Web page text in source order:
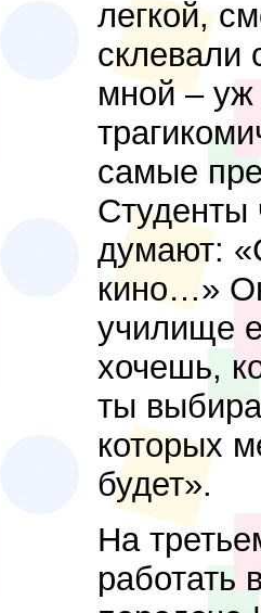
легкой,
склевали
мной –
самые
Студенты
думают:
кино…»
училище
хочешь,
ты
которых
будет».
На
работать